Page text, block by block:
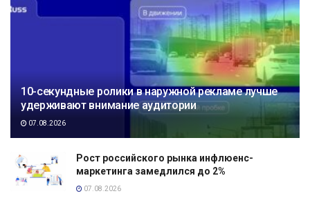
10-секундные ролики в наружной рекламе лучше
удерживают внимание аудитории
07.08.2026
Рост российского рынка инфлюенс-
маркетинга замедлился до 2%
07.08.2026